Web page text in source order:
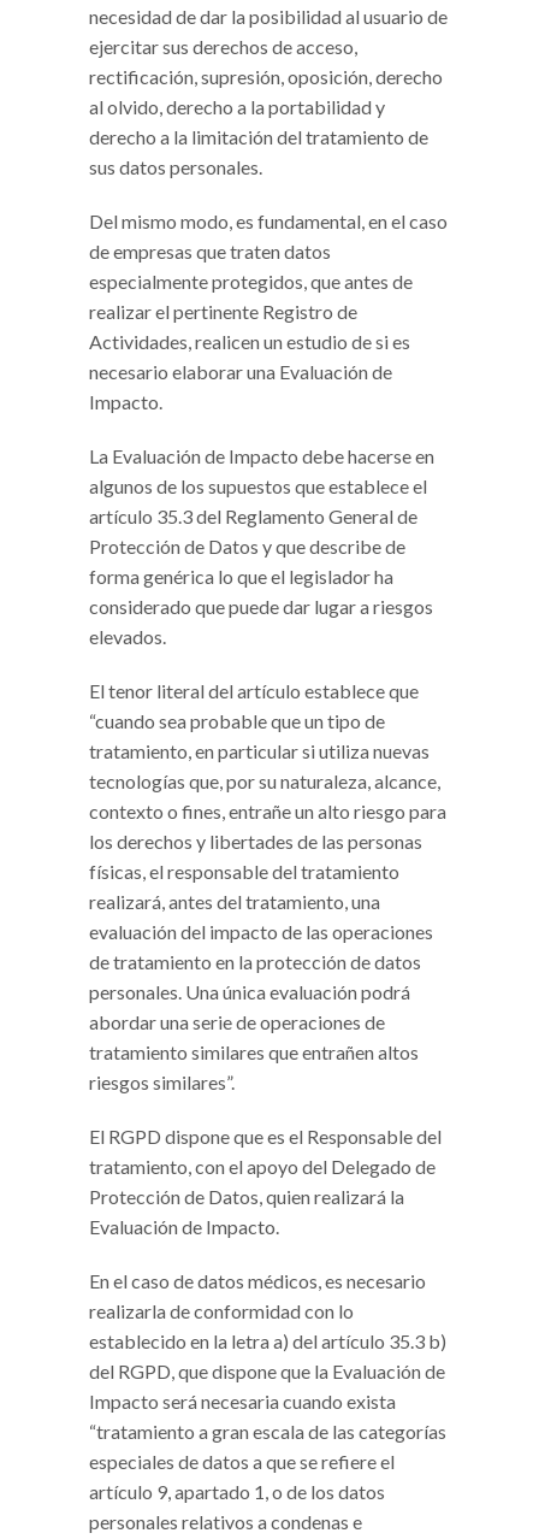
necesidad de dar la posibilidad al usuario de
ejercitar sus derechos de acceso,
rectificación, supresión, oposición, derecho
al olvido, derecho a la portabilidad y
derecho a la limitación del tratamiento de
sus datos personales.
Del mismo modo, es fundamental, en el caso
de empresas que traten datos
especialmente protegidos, que antes de
realizar el pertinente Registro de
Actividades, realicen un estudio de si es
necesario elaborar una Evaluación de
Impacto.
La Evaluación de Impacto debe hacerse en
algunos de los supuestos que establece el
artículo 35.3 del Reglamento General de
Protección de Datos y que describe de
forma genérica lo que el legislador ha
considerado que puede dar lugar a riesgos
elevados.
El tenor literal del artículo establece que
“cuando sea probable que un tipo de
tratamiento, en particular si utiliza nuevas
tecnologías que, por su naturaleza, alcance,
contexto o fines, entrañe un alto riesgo para
los derechos y libertades de las personas
físicas, el responsable del tratamiento
realizará, antes del tratamiento, una
evaluación del impacto de las operaciones
de tratamiento en la protección de datos
personales. Una única evaluación podrá
abordar una serie de operaciones de
tratamiento similares que entrañen altos
riesgos similares”.
El RGPD dispone que es el Responsable del
tratamiento, con el apoyo del Delegado de
Protección de Datos, quien realizará la
Evaluación de Impacto.
En el caso de datos médicos, es necesario
realizarla de conformidad con lo
establecido en la letra a) del artículo 35.3 b)
del RGPD, que dispone que la Evaluación de
Impacto será necesaria cuando exista
“tratamiento a gran escala de las categorías
especiales de datos a que se refiere el
artículo 9, apartado 1, o de los datos
personales relativos a condenas e